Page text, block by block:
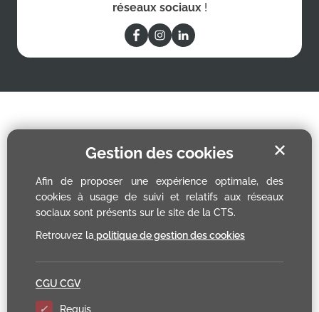
Gestion des cookies
Afin de proposer une expérience optimale, des
cookies à usage de suivi et relatifs aux réseaux
sociaux sont présents sur le site de la CTS.
Retrouvez la politique de gestion des cookies
Requis
✕
CGU CGV
réseaux sociaux !